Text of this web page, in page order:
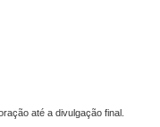
até a divulgação final.